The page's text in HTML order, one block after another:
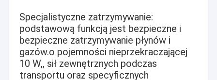
Specjalistyczne zatrzymywanie:
podstawową funkcją jest bezpieczne i
bezpieczne zatrzymywanie płynów i
gazów.o pojemności nieprzekraczającej
10 W,, sił zewnętrznych podczas
transportu oraz specyficznych